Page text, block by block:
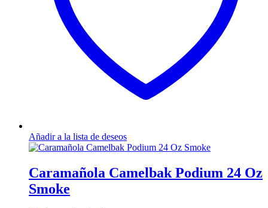
Añadir a la lista de deseos
Caramañola Camelbak Podium 24 Oz
Smoke